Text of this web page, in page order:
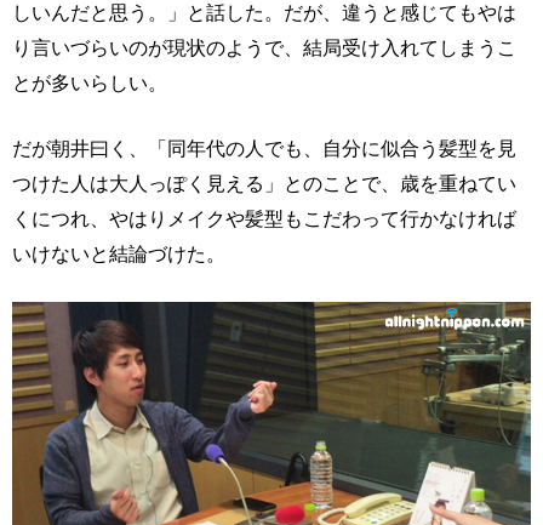
しいんだと思う。」と話した。だが、違うと感じてもやは
り言いづらいのが現状のようで、結局受け入れてしまうこ
とが多いらしい。
だが朝井曰く、「同年代の人でも、自分に似合う髪型を見
つけた人は大人っぽく見える」とのことで、歳を重ねてい
くにつれ、やはりメイクや髪型もこだわって行かなければ
いけないと結論づけた。